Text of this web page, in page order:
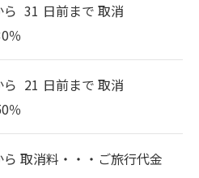
31 日前まで 取消
％
21 日前まで 取消
％
取消料・・・ ご旅行代金